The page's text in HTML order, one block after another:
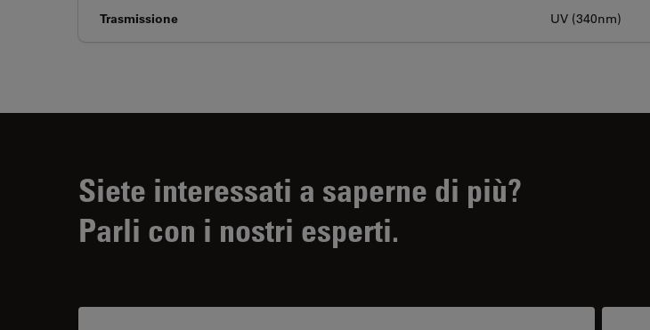
Trasmissione UV (340nm)
Siete interessati a saperne di più?
Parli con i nostri esperti.